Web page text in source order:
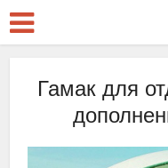
Гамак для